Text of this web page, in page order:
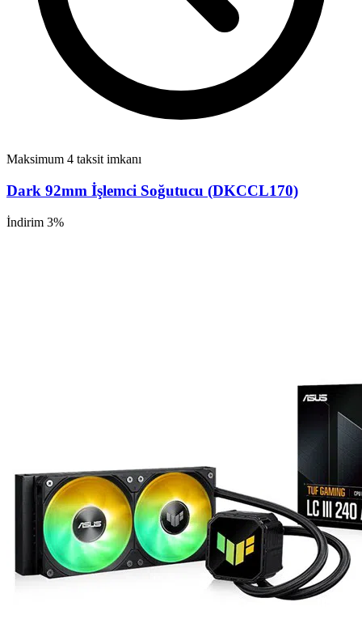
Maksimum 4 taksit imkanı
Dark 92mm İşlemci Soğutucu (DKCCL170)
İndirim 3%